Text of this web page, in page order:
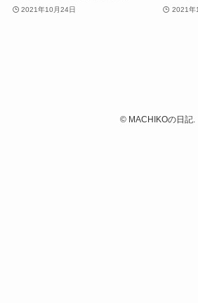
2021年10月24日 2021年
©MACHIKOの日記.